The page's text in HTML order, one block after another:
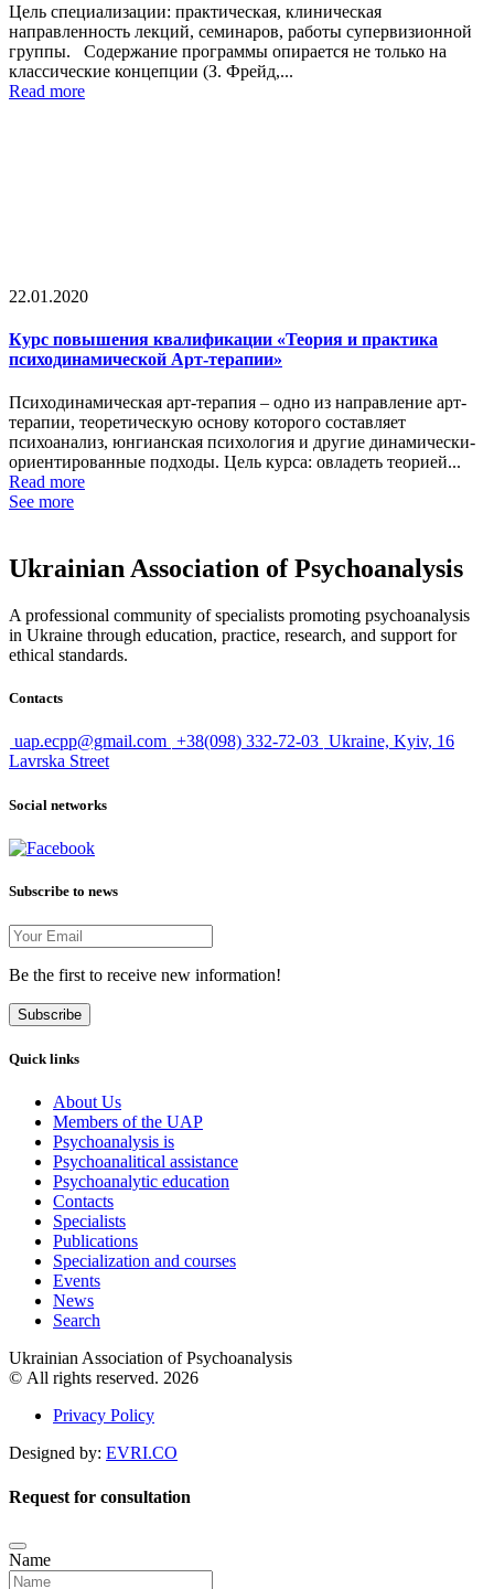
Цель специализации: практическая, клиническая
направленность лекций, семинаров, работы супервизионной
группы. Содержание программы опирается не только на
классические концепции (З. Фрейд,...
Read more
22.01.2020
Курс повышения квалификации «Теория и практика
психодинамической Арт-терапии»
Психодинамическая арт-терапия – одно из направление арт-
терапии, теоретическую основу которого составляет
психоанализ, юнгианская психология и другие динамически-
ориентированные подходы. Цель курса: овладеть теорией...
Read more
See more
Ukrainian Association of Psychoanalysis
A professional community of specialists promoting psychoanalysis
in Ukraine through education, practice, research, and support for
ethical standards.
Contacts
uap.ecpp@gmail.com +38(098) 332-72-03 Ukraine, Kyiv, 16
Lavrska Street
Social networks
Subscribe to news
Be the first to receive new information!
Subscribe
Quick links
About Us
Members of the UAP
Psychoanalysis is
Psychoanalitical assistance
Psychoanalytic education
Contacts
Specialists
Publications
Specialization and courses
Events
News
Search
Ukrainian Association of Psychoanalysis
© All rights reserved. 2026
Privacy Policy
Designed by: EVRI.CO
Request for consultation
Name